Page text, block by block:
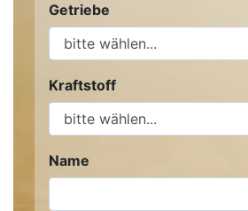
Getriebe
Kraftstoff
Name